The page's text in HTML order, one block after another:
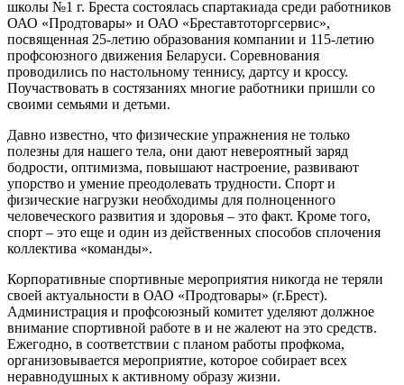
школы №1 г. Бреста состоялась спартакиада среди работников
ОАО «Продтовары» и ОАО «Бреставтоторгсервис»,
посвященная 25-летию образования компании и 115-летию
профсоюзного движения Беларуси. Соревнования
проводились по настольному теннису, дартсу и кроссу.
Поучаствовать в состязаниях многие работники пришли со
своими семьями и детьми.
Давно известно, что физические упражнения не только
полезны для нашего тела, они дают невероятный заряд
бодрости, оптимизма, повышают настроение, развивают
упорство и умение преодолевать трудности. Спорт и
физические нагрузки необходимы для полноценного
человеческого развития и здоровья – это факт. Кроме того,
спорт – это еще и один из действенных способов сплочения
коллектива «команды».
Корпоративные спортивные мероприятия никогда не теряли
своей актуальности в ОАО «Продтовары» (г.Брест).
Администрация и профсоюзный комитет уделяют должное
внимание спортивной работе в и не жалеют на это средств.
Ежегодно, в соответствии с планом работы профкома,
организовывается мероприятие, которое собирает всех
неравнодушных к активному образу жизни.